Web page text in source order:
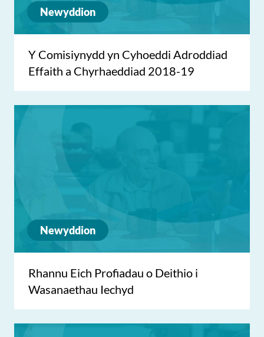
Newyddion
Y Comisiynydd yn Cyhoeddi Adroddiad
Effaith a Chyrhaeddiad 2018-19
Newyddion
Rhannu Eich Profiadau o Deithio i
Wasanaethau Iechyd